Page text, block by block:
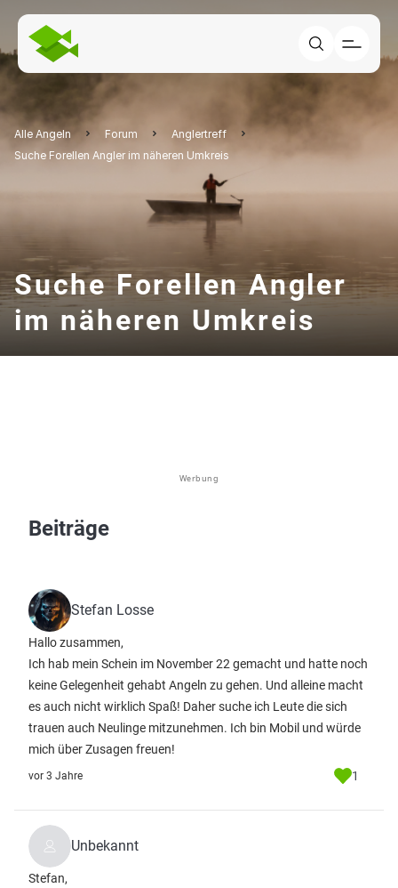
Alle Angeln Forum
Anglertreff
Suche Forellen Angler im näheren Umkreis
Suche Forellen Angler
im näheren Umkreis
Werbung
Beiträge
Stefan Losse
Hallo zusammen,
Ich hab mein Schein im November 22 gemacht und hatte noch
keine Gelegenheit gehabt Angeln zu gehen. Und alleine macht
es auch nicht wirklich Spaß! Daher suche ich Leute die sich
trauen auch Neulinge mitzunehmen. Ich bin Mobil und würde
mich über Zusagen freuen!
vor 3 Jahre 1
Unbekannt
Stefan,